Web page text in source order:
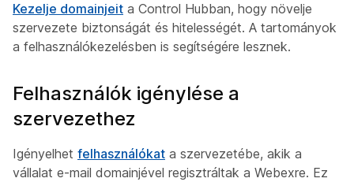
Kezelje domainjeit a Control Hubban, hogy növelje
szervezete biztonságát és hitelességét. A tartományok
a felhasználókezelésben is segítségére lesznek.
Felhasználók igénylése a
szervezethez
Igényelhet felhasználókat a szervezetébe, akik a
vállalat e-mail domainjével regisztráltak a Webexre. Ez